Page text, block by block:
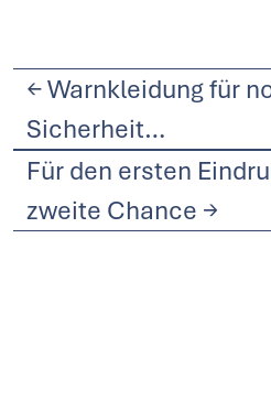
←Warnkleidung für
Sicherheit…
Für den ersten
zweite Chance →